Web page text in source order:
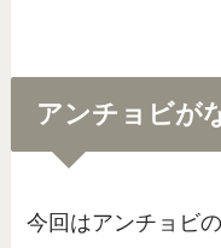
アンチョビが
今回はアンチョビ